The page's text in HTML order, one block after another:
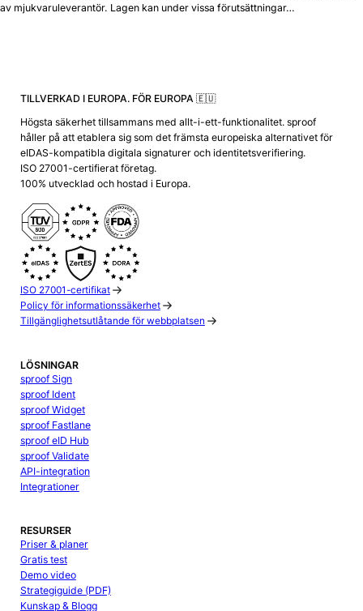
av mjukvaruleverantör. Lagen kan under vissa förutsättningar…
TILLVERKAD I EUROPA. FÖR EUROPA 🇪🇺
Högsta säkerhet tillsammans med allt-i-ett-funktionalitet. sproof
håller på att etablera sig som det främsta europeiska alternativet för
eIDAS-kompatibla digitala signaturer och identitetsverifiering.
ISO 27001-certifierat företag.
100% utvecklad och hostad i Europa.
ISO 27001-certifikat
Policy för informationssäkerhet
Tillgänglighetsutlåtande för webbplatsen
LÖSNINGAR
sproof Sign
sproof Ident
sproof Widget
sproof Fastlane
sproof eID Hub
sproof Validate
API-integration
Integrationer
RESURSER
Priser & planer
Gratis test
Demo video
Strategiguide (PDF)
Kunskap & Blogg